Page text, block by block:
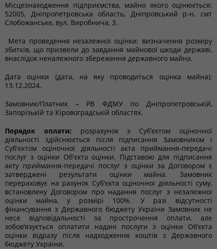
Місцезнаходження підприємства, майно якого оцінюється:
52005, Дніпропетровська область, Дніпровський р-н, смт
Слобожанське, вул. Виробнича, 3.
Мета проведення незалежної оцінки: визначення розміру
збитків, що призвели до завдання майнової шкоди державі,
внаслідок неналежного збереження державного майна.
Дата оцінки (дата, на яку проводиться оцінка майна):
13.12.2024.
Замовник/Платник – РВ ФДМУ по Дніпропетровській,
Запорізькій та Кіровоградській областях.
Порядок оплати: розрахунок з Суб’єктом оціночної
діяльності здійснюється після підписання Замовником і
Суб'єктом оціночної діяльності акта приймання-передачі
послуг з оцінки Об'єкта оцінки. Підставою для підписання
акту приймання-передачі послуг з оцінки за Договором є
затверджені результати оцінки майна. Замовник
перераховує на рахунок Суб'єкта оціночної діяльності суму,
встановлену Договором про надання послуг з незалежної
оцінки майна, у розмірі 100%. У разі відсутності
фінансування з Державного бюджету України Замовник не
несе відповідальності за прострочення оплати, але
зобов’язується оплатити надані послуги з оцінки Об’єкта
оцінки відразу після надходження коштів з Державного
бюджету України.